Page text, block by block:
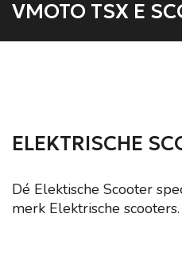
VMOTO TSX E
ELEKTRISCHE
Dé Elektische Scooter
merk Elektrische scooters.